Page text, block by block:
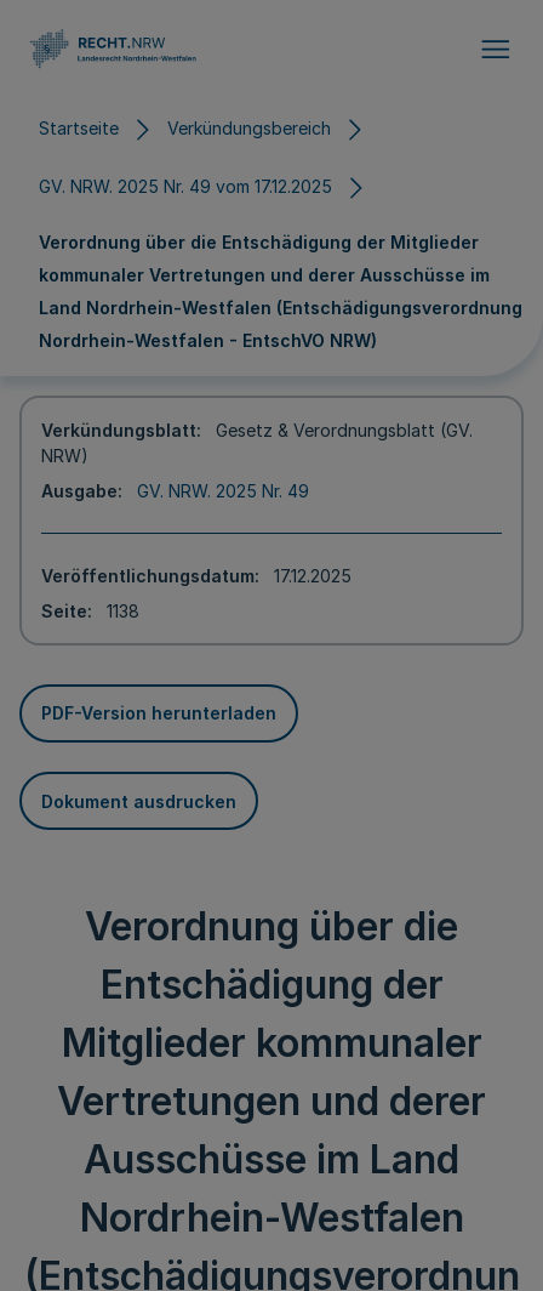
Startseite Verkündungsbereich
GV. NRW. 2025 Nr. 49 vom 17.12.2025
Verordnung über die Entschädigung der Mitglieder
kommunaler Vertretungen und derer Ausschüsse im
Land Nordrhein-Westfalen (Entschädigungsverordnung
Nordrhein-Westfalen - EntschVO NRW)
Verkündungsblatt
Gesetz & Verordnungsblatt (GV.
NRW)
Ausgabe
GV. NRW. 2025 Nr. 49
Veröffentlichungsdatum
17.12.2025
Seite
1138
PDF-Version herunterladen
Dokument ausdrucken
Verordnung über die
Entschädigung der
Mitglieder kommunaler
Vertretungen und derer
Ausschüsse im Land
Nordrhein-Westfalen
(Entschädigungsverordnun